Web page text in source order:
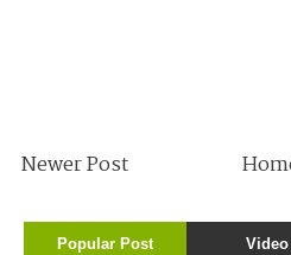
Newer Post
Popular Post Video